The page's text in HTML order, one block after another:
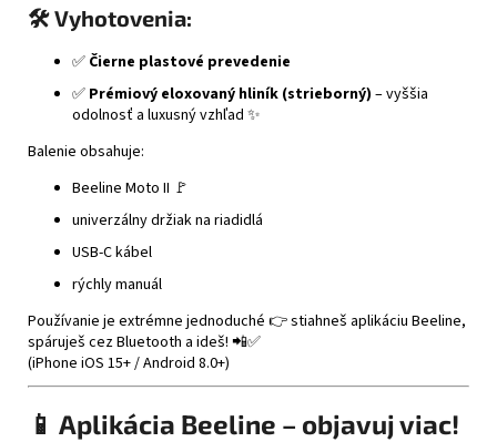
🛠️ Vyhotovenia:
✅ Čierne plastové prevedenie
✅ Prémiový eloxovaný hliník (strieborný) – vyššia
odolnosť a luxusný vzhľad ✨
Balenie obsahuje:
Beeline Moto II 🚩
univerzálny držiak na riadidlá
USB-C kábel
rýchly manuál
Používanie je extrémne jednoduché 👉 stiahneš aplikáciu Beeline,
spáruješ cez Bluetooth a ideš! 📲✅
(iPhone iOS 15+ / Android 8.0+)
📱 Aplikácia Beeline – objavuj viac!